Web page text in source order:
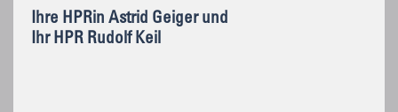
Ihre HPRin Astrid Geiger und
Ihr HPR Rudolf Keil